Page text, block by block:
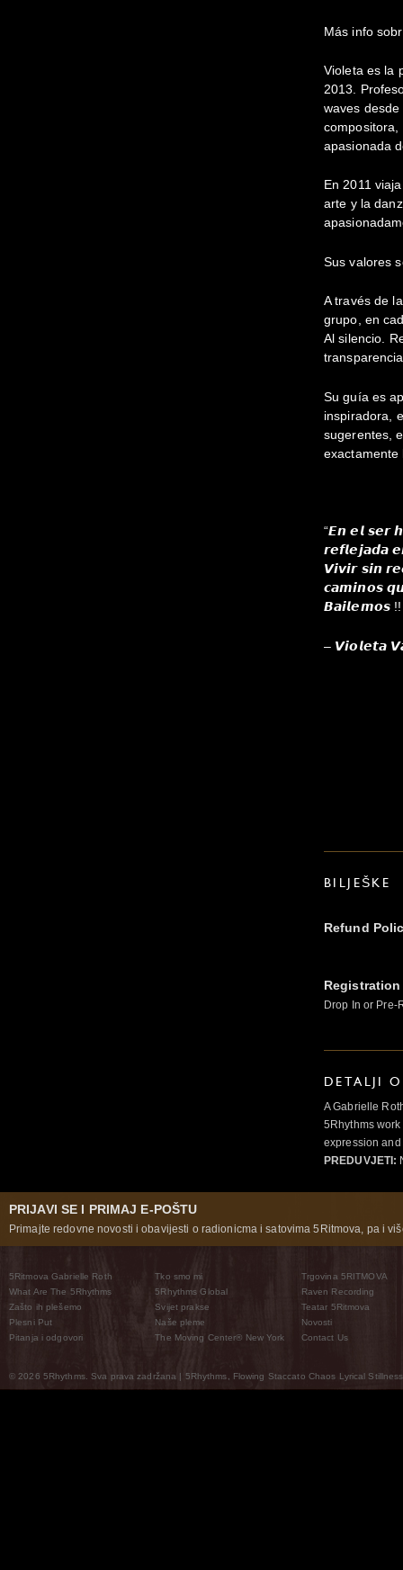
Más info
Violeta es la
2013.
waves
compositora,
apasionada
En 2011
arte y la
Sus valores
A través de
grupo, en
Al silencio.
Su guía es
inspiradora,
sugerentes,
exactamente
“𝙀𝙣 𝙚𝙡 𝙨𝙚𝙧
𝙧𝙚𝙛𝙡𝙚𝙟𝙖𝙙𝙖
𝙑𝙞𝙫𝙞𝙧 𝙨𝙞𝙣
𝙘𝙖𝙢𝙞𝙣𝙤𝙨
𝘽𝙖𝙞𝙡𝙚𝙢𝙤𝙨
– 𝙑𝙞𝙤𝙡𝙚𝙩𝙖
BILJEŠKE
Refund
Drop In or Pre-
DETALJI
A Gabrielle
5Rhythms
expression
PREDUVJETI:
PRIJAVI SE I PRIMAJ E-POŠTU
Primajte redovne novosti i obavijesti o radionicma i satovima 5Ritmova, pa i
5Ritmova Gabrielle Roth
What Are The 5Rhythms
Zašto ih plešemo
Plesni Put
Pitanja i odgovori
Tko smo mi
5Rhythms Global
Svijet prakse
Naše pleme
The Moving Center® New York
Trgovina 5RITMOVA
Raven Recording
Teatar 5Ritmova
Novosti
Contact Us
© 2026 5Rhythms. Sva prava zadržana | 5Rhythms, Flowing Staccato Chaos Lyrical